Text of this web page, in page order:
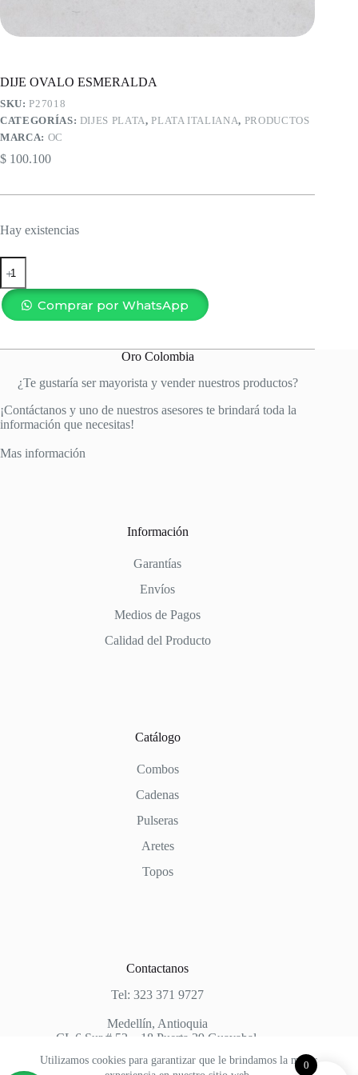
Utilizamos cookies para garantizar que le brindamos la mejor
DIJE OVALO ESMERALDA
SKU:P27018
CATEGORÍAS: DIJES PLATA,PLATA ITALIANA, PRODUCTOS
MARCA: OC
$ 100.100
Hay existencias
DIJE
OVALO
ESMERALDA
cantidadComprar por WhatsApp
Oro Colombia
¿Te gustaría ser mayorista y vender nuestros productos?
¡Contáctanos y uno de nuestros asesores te brindará toda la
información que necesitas!
Mas información
Información
Garantías
Envíos
Medios de Pagos
Calidad del Producto
Catálogo
Combos
Cadenas
Pulseras
Aretes
Topos
Contactanos
Tel: 323 371 9727
Medellín, Antioquia
CL 6 Sur # 52 – 18 Puerta 29 Guayabal.
0